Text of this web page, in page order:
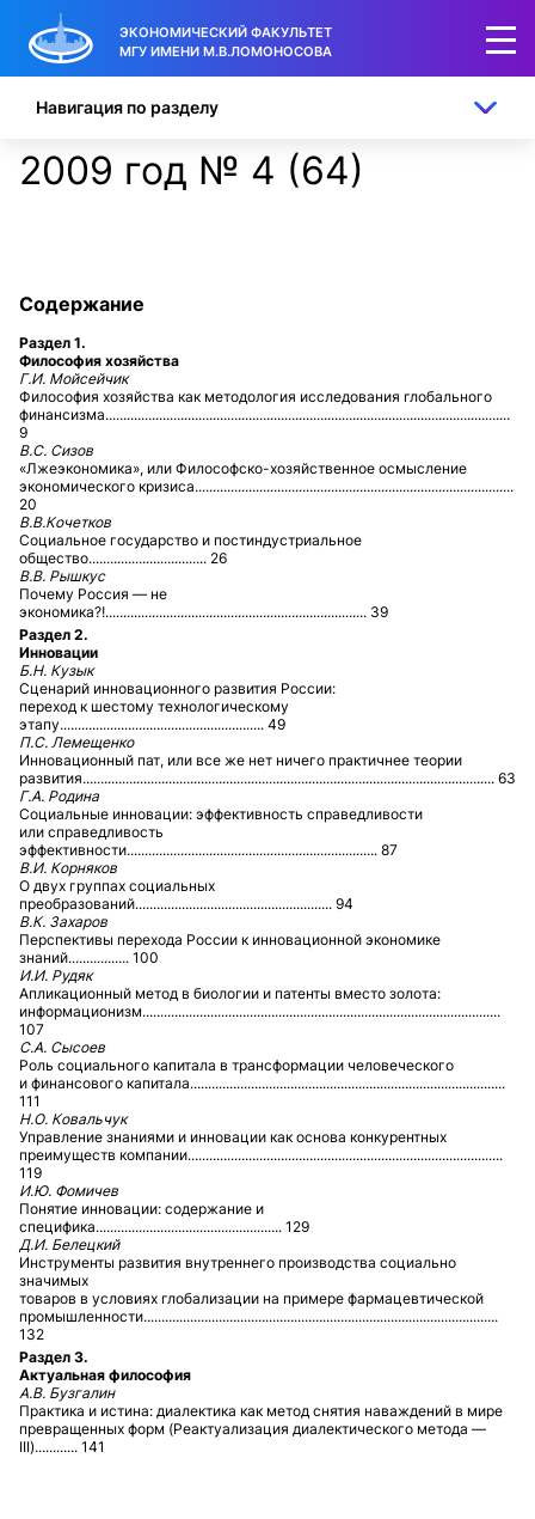
ЭКОНОМИЧЕСКИЙ ФАКУЛЬТЕТ
МГУ ИМЕНИ М.В.ЛОМОНОСОВА
2009 год № 4 (64)
Навигация по разделу
Содержание
Раздел 1.
Философия хозяйства
Г.И. Мойсейчик
Философия хозяйства как методология исследования глобального
финансизма.................................................................................................................
9
В.С. Сизов
«Лжеэкономика», или Философско-хозяйственное осмысление
экономического кризиса.........................................................................................
20
В.В.Кочетков
Социальное государство и постиндустриальное
общество................................. 26
В.В. Рышкус
Почему Россия — не
экономика?!......................................................................... 39
Раздел 2.
Инновации
Б.Н. Кузык
Сценарий инновационного развития России:
переход к шестому технологическому
этапу......................................................... 49
П.С. Лемещенко
Инновационный пат, или все же нет ничего практичнее теории
развития................................................................................................................... 63
Г.А. Родина
Социальные инновации: эффективность справедливости
или справедливость
эффективности...................................................................... 87
В.И. Корняков
О двух группах социальных
преобразований....................................................... 94
В.К. Захаров
Перспективы перехода России к инновационной экономике
знаний................. 100
И.И. Рудяк
Апликационный метод в биологии и патенты вместо золота:
информационизм....................................................................................................
107
С.А. Сысоев
Роль социального капитала в трансформации человеческого
и финансового капитала........................................................................................
111
Н.О. Ковальчук
Управление знаниями и инновации как основа конкурентных
преимуществ компании........................................................................................
119
И.Ю. Фомичев
Понятие инновации: содержание и
специфика.................................................... 129
Д.И. Белецкий
Инструменты развития внутреннего производства социально
значимых
товаров в условиях глобализации на примере фармацевтической
промышленности...................................................................................................
132
Раздел 3.
Актуальная философия
А.В. Бузгалин
Практика и истина: диалектика как метод снятия наваждений в мире
превращенных форм (Реактуализация диалектического метода —
III)............ 141